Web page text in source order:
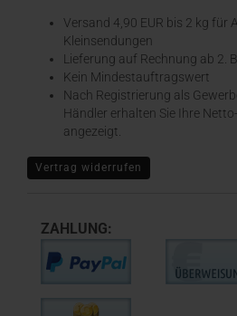
Versand 4,90 EUR bis 2 kg für
Kleinsendungen
​Lieferung auf Rechnung ab 2.
Kein Mindestauftragswert
Nach Registrierung als
Händler erhalten Sie Ihre
angezeigt.
Vertrag widerrufen
ZAHLUNG: